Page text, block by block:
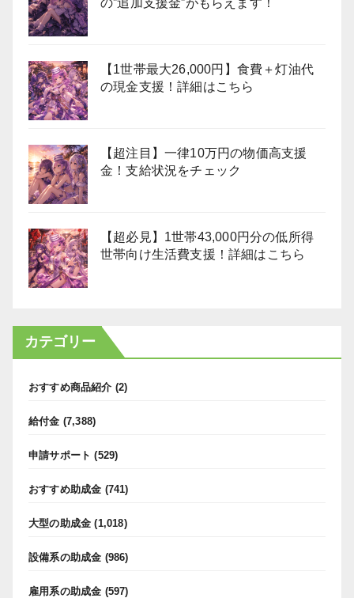
【1世帯最大26,000円】食費＋灯油代
の現金支援！詳細はこちら
【超注目】一律10万円の物価高支援
金！支給状況をチェック
【超必見】1世帯43,000円分の低所得
世帯向け生活費支援！詳細はこちら
カテゴリー
おすすめ商品紹介 (2)
給付金 (7,388)
申請サポート (529)
おすすめ助成金 (741)
大型の助成金 (1,018)
設備系の助成金 (986)
雇用系の助成金 (597)